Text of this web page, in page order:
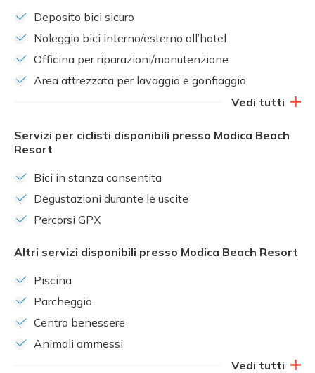
Deposito bici sicuro
Noleggio bici interno/esterno all’hotel
Officina per riparazioni/manutenzione
Area attrezzata per lavaggio e gonfiaggio
Vedi tutti
Servizi per ciclisti disponibili presso Modica Beach
Resort
Bici in stanza consentita
Degustazioni durante le uscite
Percorsi GPX
Altri servizi disponibili presso Modica Beach Resort
Piscina
Parcheggio
Centro benessere
Animali ammessi
Vedi tutti